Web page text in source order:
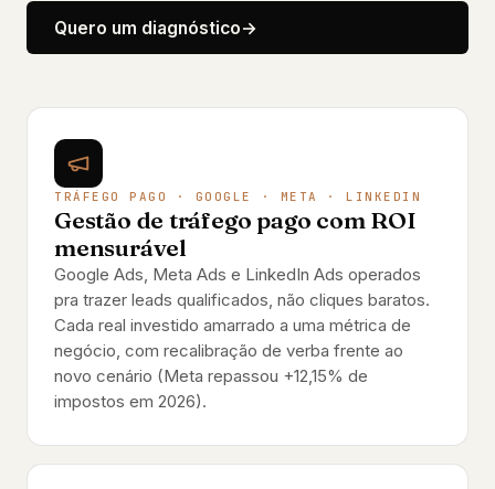
Quero um diagnóstico→
TRÁFEGO PAGO · GOOGLE · META · LINKEDIN
Gestão de tráfego pago com ROI
mensurável
Google Ads, Meta Ads e LinkedIn Ads operados
pra trazer leads qualificados, não cliques baratos.
Cada real investido amarrado a uma métrica de
negócio, com recalibração de verba frente ao
novo cenário (Meta repassou +12,15% de
impostos em 2026).